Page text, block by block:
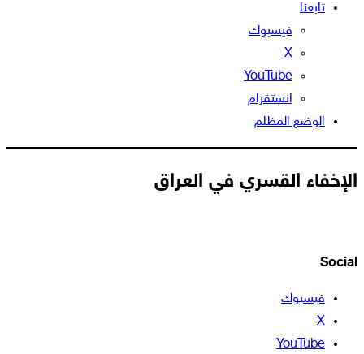
تابعنا
فيسبوك
‫X
‫YouTube
انستقرام
الوضع المظلم
الإخفاء القسري في العراق
Social
فيسبوك
‫X
‫YouTube